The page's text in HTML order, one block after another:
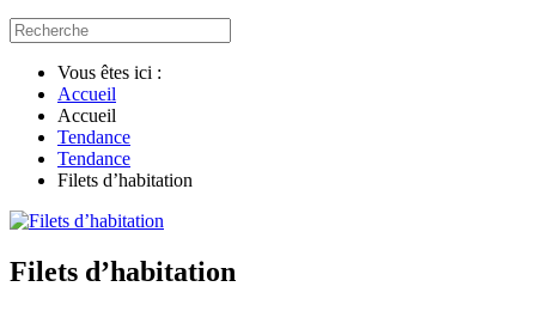
Vous êtes ici :
Accueil
Accueil
Tendance
Tendance
Filets d’habitation
Filets d’habitation